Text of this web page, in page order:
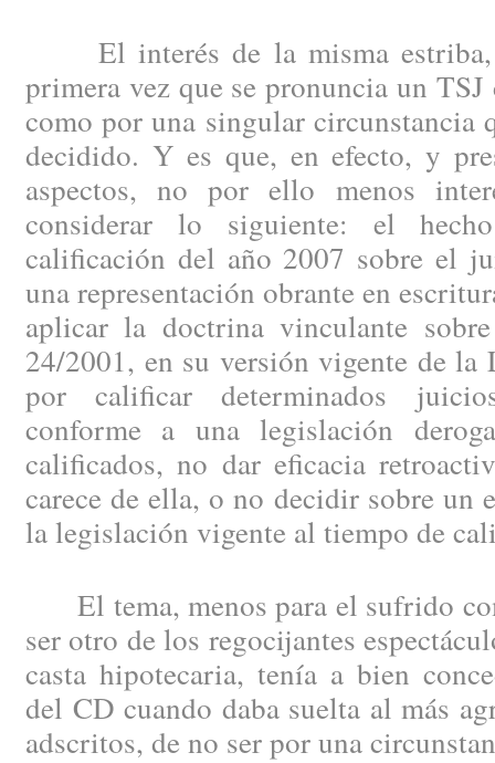
El interés de la misma estriba,
primera vez que se pronuncia un
como por una singular circunstancia
decidido. Y es que, en efecto, y
aspectos, no por ello menos
considerar lo siguiente: el
calificación del año 2007 sobre el
una representación obrante en
aplicar la doctrina vinculante
24/2001, en su versión vigente de la
por calificar determinados
conforme a una legislación
calificados, no dar eficacia
carece de ella, o no decidir sobre un
la legislación vigente al tiempo de
El tema, menos para el sufrido
ser otro de los regocijantes
casta hipotecaria, tenía a bien
del CD cuando daba suelta al más
adscritos, de no ser por una